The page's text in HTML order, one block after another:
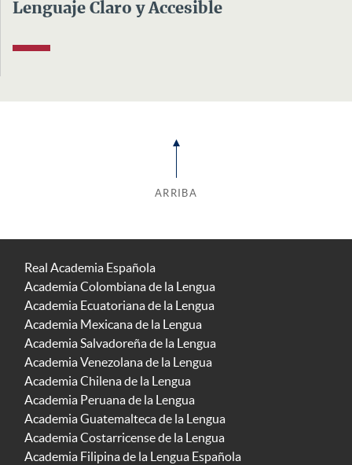
Lenguaje Claro y Accesible
ARRIBA
Real Academia Española
Academia Colombiana de la Lengua
Academia Ecuatoriana de la Lengua
Academia Mexicana de la Lengua
Academia Salvadoreña de la Lengua
Academia Venezolana de la Lengua
Academia Chilena de la Lengua
Academia Peruana de la Lengua
Academia Guatemalteca de la Lengua
Academia Costarricense de la Lengua
Academia Filipina de la Lengua Española